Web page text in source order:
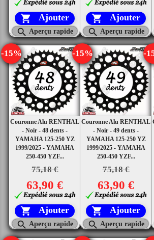
 Ajouter
 Aperçu rapide
 Ajouter
 Aperçu rapide
Couronne Alu RENTHAL
- Noir - 48 dents -
YAMAHA 125-250 YZ
1999/2025 - YAMAHA
250-450 YZF...
75,18 €
-15%
63,90 €
 Ajouter
 Aperçu rapide
Couronne Alu RENTHAL
- Noir - 49 dents -
YAMAHA 125-250 YZ
1999/2025 - YAMAHA
250-450 YZF...
75,18 €
-15%
63,90 €
 Ajouter
 Aperçu rapide
-